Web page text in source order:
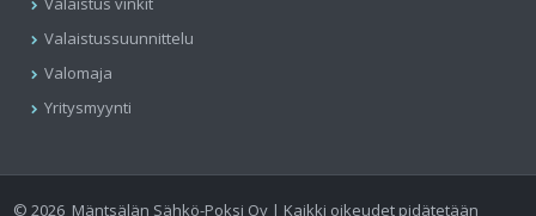
Valaistussuunnittelu
Valomaja
Yritysmyynti
©2026 Mäntsälän Sähkö-Poksi Oy | Kaikki oikeudet pidätetään